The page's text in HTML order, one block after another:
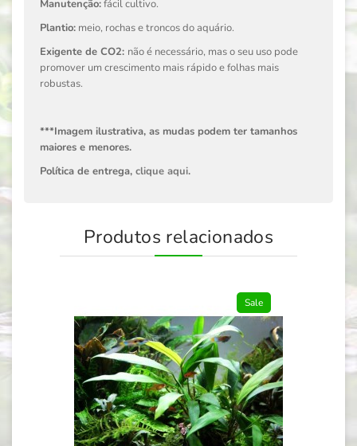
Manutenção:fácil cultivo.
Plantio: meio, rochas e troncos do aquário.
Exigente de CO2: não é necessário, mas o seu uso pode
promover um crescimento mais rápido e folhas mais
robustas.
***Imagem ilustrativa, as mudas podem ter tamanhos
maiores e menores.
Política de entrega, clique aqui.
Produtos relacionados
Sale